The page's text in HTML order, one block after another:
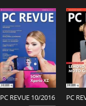
PC REVUE 10/2016 PC